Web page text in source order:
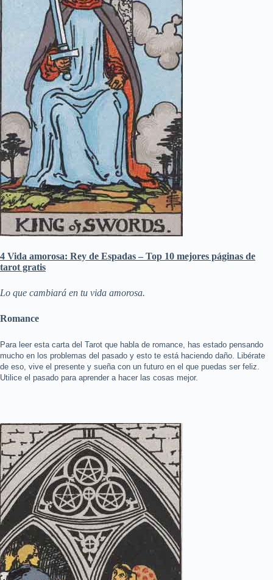
4 Vida amorosa: Rey de Espadas – Top 10 mejores páginas de
tarot gratis
Lo que cambiará en tu vida amorosa.
Romance
Para leer esta carta del Tarot que habla de romance, has estado pensando
mucho en los problemas del pasado y esto te está haciendo daño. Libérate
de eso, vive el presente y sueña con un futuro en el que puedas ser feliz.
Utilice el pasado para aprender a hacer las cosas mejor.